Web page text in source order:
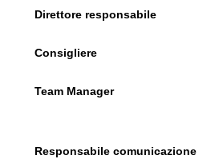
Direttore responsabile
Consigliere
Team Manager
Responsabile comunicazione